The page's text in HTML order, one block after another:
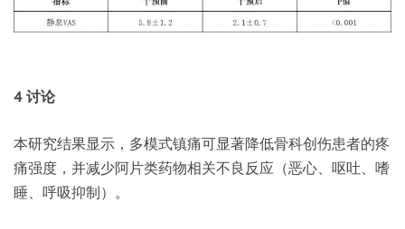
4 讨论
本研究结果显示，多模式镇痛可显著降低骨科创伤患者的疼
痛强度，并减少阿片类药物相关不良反应（恶心、呕吐、嗜
睡、呼吸抑制）。